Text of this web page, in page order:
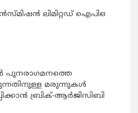
ലിമിറ്റഡ് ഐപിഒ
പുനരാഗമനത്തെ
മരുന്നുകള്‍
ബ്രിക്-ആര്‍ജിസിബി